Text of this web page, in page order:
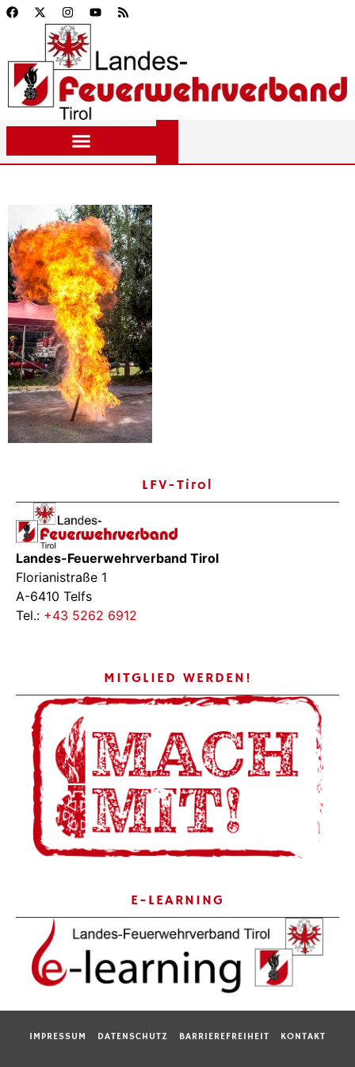
LFV-Tirol
Landes-Feuerwehrverband Tirol
Florianistraße 1
A-6410 Telfs
Tel.: +43 5262 6912
MITGLIED WERDEN!
E-LEARNING
IMPRESSUM DATENSCHUTZ BARRIEREFREIHEIT KONTAKT